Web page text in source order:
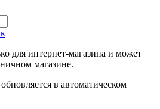
для интернет-магазина и может
магазине.
в автоматическом